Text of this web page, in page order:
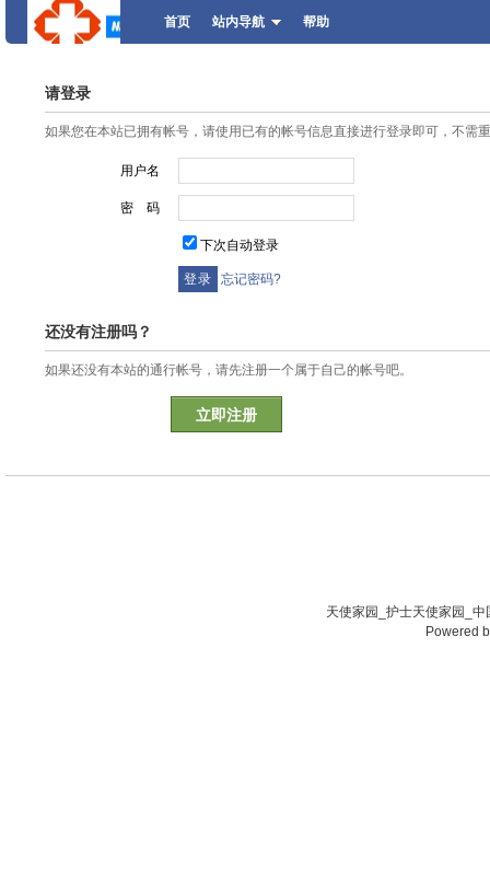
首页 站内导航 帮助
请登录
如果您在本站已拥有帐号，请使用已有的帐号信息直接进行登录即可，不需
用户名
密 码
下次自动登录
忘记密码?
还没有注册吗？
如果还没有本站的通行帐号，请先注册一个属于自己的帐号吧。
立即注册
天使家园_护士天使家园_
Powered